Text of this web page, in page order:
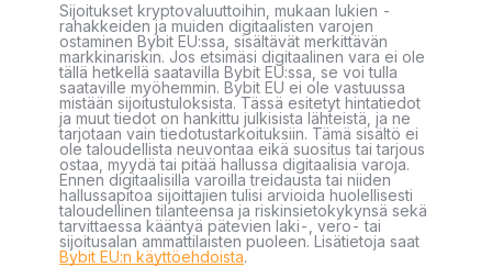
Sijoitukset kryptovaluuttoihin, mukaan lukien -
rahakkeiden ja muiden digitaalisten varojen
ostaminen Bybit EU:ssa, sisältävät merkittävän
markkinariskin. Jos etsimäsi digitaalinen vara ei ole
tällä hetkellä saatavilla Bybit EU:ssa, se voi tulla
saataville myöhemmin. Bybit EU ei ole vastuussa
mistään sijoitustuloksista. Tässä esitetyt hintatiedot
ja muut tiedot on hankittu julkisista lähteistä, ja ne
tarjotaan vain tiedotustarkoituksiin. Tämä sisältö ei
ole taloudellista neuvontaa eikä suositus tai tarjous
ostaa, myydä tai pitää hallussa digitaalisia varoja.
Ennen digitaalisilla varoilla treidausta tai niiden
hallussapitoa sijoittajien tulisi arvioida huolellisesti
taloudellinen tilanteensa ja riskinsietokykynsä sekä
tarvittaessa kääntyä pätevien laki-, vero- tai
sijoitusalan ammattilaisten puoleen. Lisätietoja saat
Bybit EU:n käyttöehdoista.